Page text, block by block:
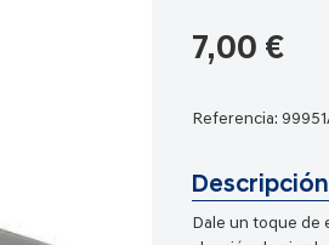
7,00 €
Referencia:
Descripción
Dale un toque de